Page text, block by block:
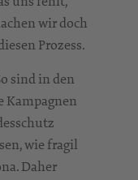
wir doch
Prozess.
sind in den
Kampagnen
wie fragil
. Daher